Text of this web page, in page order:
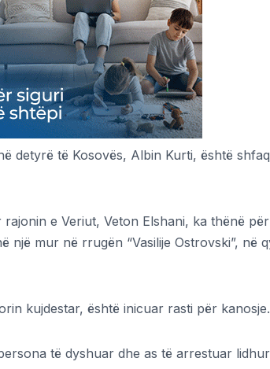
detyrë të Kosovës, Albin Kurti, është
e Veriut, Veton Elshani, ka thënë
një mur në rrugën “Vasilije Ostrovski”, në
kujdestar, është inicuar rasti për kanosje.
të dyshuar dhe as të arrestuar